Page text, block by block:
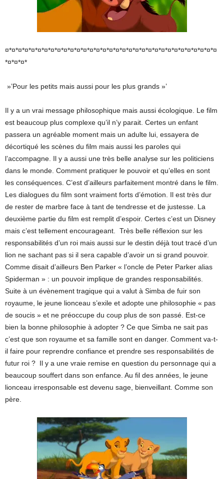
¤*¤*¤*¤*¤*¤*¤*¤*¤*¤*¤*¤*¤*¤*¤*¤*¤*¤*¤*¤*¤*¤*¤*¤*¤*¤*¤*¤*¤*¤*¤*¤*¤
*¤*¤*¤*
»’Pour les petits mais aussi pour les plus grands »’
Il y a un vrai message philosophique mais aussi écologique. Le film
est beaucoup plus complexe qu’il n’y parait. Certes un enfant
passera un agréable moment mais un adulte lui, essayera de
décortiqué les scènes du film mais aussi les paroles qui
l’accompagne. Il y a aussi une très belle analyse sur les politiciens
dans le monde. Comment pratiquer le pouvoir et qu’elles en sont
les conséquences. C’est d’ailleurs parfaitement montré dans le film.
Les dialogues du film sont vraiment forts d’émotion. Il est très dur
de rester de marbre face à tant de tendresse et de justesse. La
deuxième partie du film est remplit d’espoir. Certes c’est un Disney
mais c’est tellement encourageant. Très belle réflexion sur les
responsabilités d’un roi mais aussi sur le destin déjà tout tracé d’un
lion ne sachant pas si il sera capable d’avoir un si grand pouvoir.
Comme disait d’ailleurs Ben Parker « l’oncle de Peter Parker alias
Spiderman » : un pouvoir implique de grandes responsabilités.
Suite à un évènement tragique qui a valut à Simba de fuir son
royaume, le jeune lionceau s’exile et adopte une philosophie « pas
de soucis » et ne préoccupe du coup plus de son passé. Est-ce
bien la bonne philosophie à adopter ? Ce que Simba ne sait pas
c’est que son royaume et sa famille sont en danger. Comment va-t-
il faire pour reprendre confiance et prendre ses responsabilités de
futur roi ? Il y a une vraie remise en question du personnage qui a
beaucoup souffert dans son enfance. Au fil des années, le jeune
lionceau irresponsable est devenu sage, bienveillant. Comme son
père.